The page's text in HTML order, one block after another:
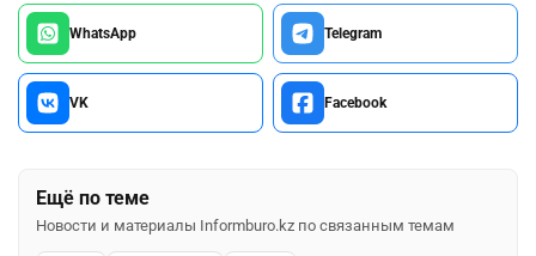
WhatsApp Telegram
VK Facebook
Ещё по теме
Новости и материалы Informburo.kz по связанным темам